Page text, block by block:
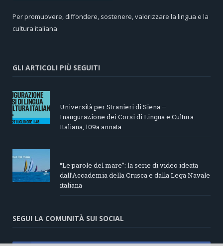
Per promuovere, diffondere, sostenere, valorizzare la lingua e la
cultura italiana
GLI ARTICOLI PIÙ SEGUITI
Università per Stranieri di Siena –
Inaugurazione dei Corsi di Lingua e Cultura
Italiana, 109a annata
“Le parole del mare”: la serie di video ideata
dall’Accademia della Crusca e dalla Lega Navale
italiana
SEGUI LA COMUNITÀ SUI SOCIAL